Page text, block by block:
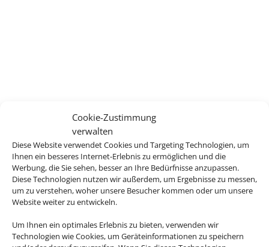
Cookie-Zustimmung
verwalten
Diese Website verwendet Cookies und Targeting Technologien, um
Ihnen ein besseres Internet-Erlebnis zu ermöglichen und die
Werbung, die Sie sehen, besser an Ihre Bedürfnisse anzupassen.
Diese Technologien nutzen wir außerdem, um Ergebnisse zu messen,
um zu verstehen, woher unsere Besucher kommen oder um unsere
Website weiter zu entwickeln.
Um Ihnen ein optimales Erlebnis zu bieten, verwenden wir
Technologien wie Cookies, um Geräteinformationen zu speichern